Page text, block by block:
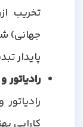
جهانی)
پایدار
رادیاتور و
رادیاتور و